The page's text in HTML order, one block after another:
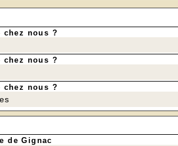
chez nous ?
chez nous ?
chez nous ?
de Gignac